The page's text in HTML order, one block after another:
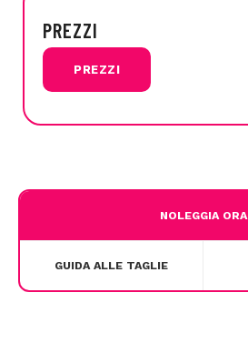
PREZZI
PREZZI
NOLEGGIA ORA
GUIDA ALLE TAGLIE